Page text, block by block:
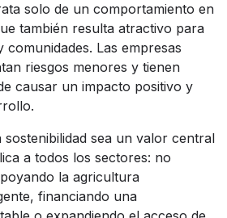
solo de un comportamiento en
también resulta atractivo para
Las empresas
riesgos menores y tienen
causar un impacto positivo y
sea un valor central
a todos los sectores: no
la agricultura
financiando una